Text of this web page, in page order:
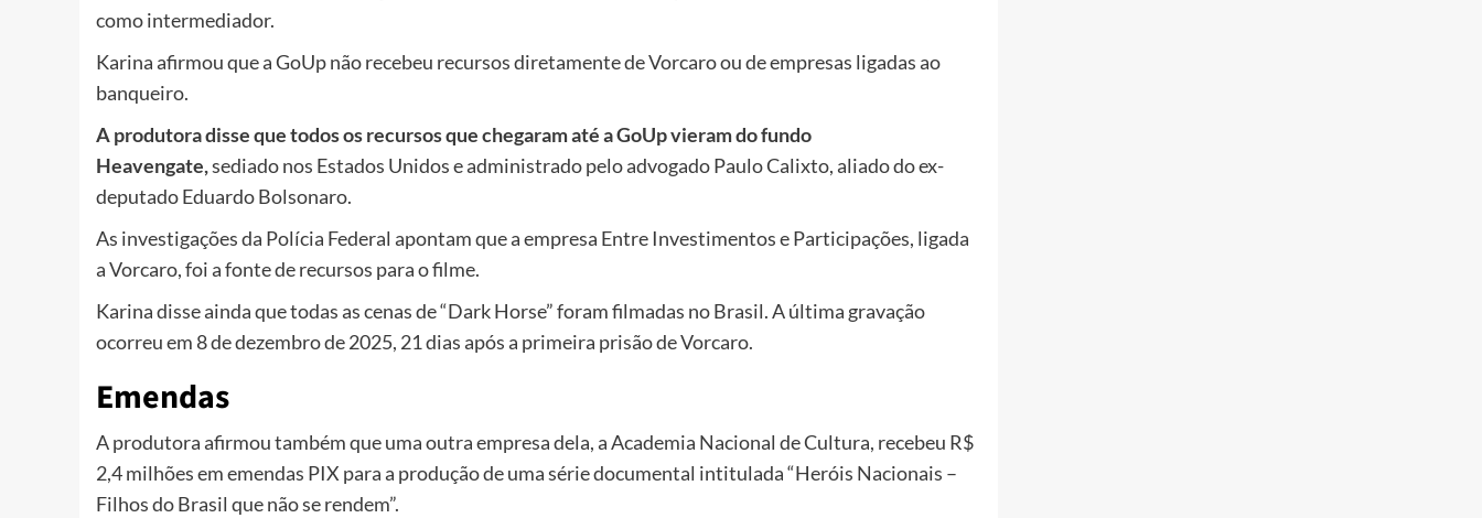
como intermediador.
Karina afirmou que a GoUp não recebeu recursos diretamente de Vorcaro ou de empresas ligadas ao
banqueiro.
A produtora disse que todos os recursos que chegaram até a GoUp vieram do fundo
Heavengate,sediado nos Estados Unidos e administrado pelo advogado Paulo Calixto, aliado do ex-
deputado Eduardo Bolsonaro.
As investigações da Polícia Federal apontam que a empresa Entre Investimentos e Participações, ligada
a Vorcaro, foi a fonte de recursos para o filme.
Karina disse ainda que todas as cenas de “Dark Horse” foram filmadas no Brasil. A última gravação
ocorreu em 8 de dezembro de 2025, 21 dias após a primeira prisão de Vorcaro.
Emendas
A produtora afirmou também que uma outra empresa dela, a Academia Nacional de Cultura, recebeu R$
2,4 milhões em emendas PIX para a produção de uma série documental intitulada “Heróis Nacionais –
Filhos do Brasil que não se rendem”.